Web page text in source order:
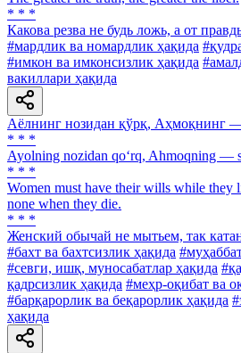
* * *
Какова резва не будь ложь, а от
#мардлик ва номардлик ҳақида
#имкон ва имконсизлик ҳақида
вакиллари ҳақида
Аёлнинг нозидан қўрқ, Аҳмоқнинг
* * *
Ayolning nozidan qo‘rq, Ahmoqning —
* * *
Women must have their wills while they
none when they die.
* * *
Женский обычай не мытьем, так
#бахт ва бахтсизлик ҳақида
#севги, ишқ, муносабатлар ҳақида
қадрсизлик ҳақида #меҳр-оқибат ва
#барқарорлик ва беқарорлик ҳақида
ҳақида